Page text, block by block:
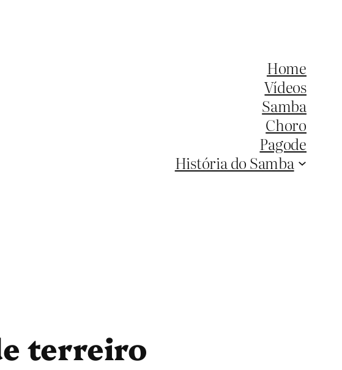
Home
Vídeos
Samba
Choro
Pagode
História do Samba
terreiro